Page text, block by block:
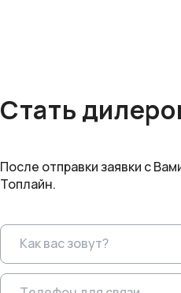
Стать
После отправки заявки с
Топлайн.